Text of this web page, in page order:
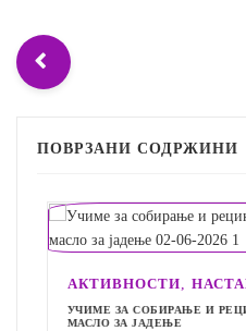
ПОВРЗАНИ СОДРЖИНИ
АКТИВНОСТИ,
УЧИМЕ ЗА СОБИРАЊЕ И
МАСЛО ЗА ЈАДЕЊЕ